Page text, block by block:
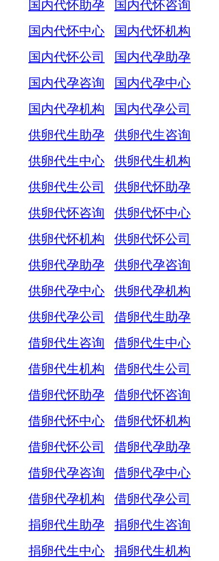
国内代怀助孕
国内代怀咨询
国内代怀中心
国内代怀机构
国内代怀公司
国内代孕助孕
国内代孕咨询
国内代孕中心
国内代孕机构
国内代孕公司
供卵代生助孕
供卵代生咨询
供卵代生中心
供卵代生机构
供卵代生公司
供卵代怀助孕
供卵代怀咨询
供卵代怀中心
供卵代怀机构
供卵代怀公司
供卵代孕助孕
供卵代孕咨询
供卵代孕中心
供卵代孕机构
供卵代孕公司
借卵代生助孕
借卵代生咨询
借卵代生中心
借卵代生机构
借卵代生公司
借卵代怀助孕
借卵代怀咨询
借卵代怀中心
借卵代怀机构
借卵代怀公司
借卵代孕助孕
借卵代孕咨询
借卵代孕中心
借卵代孕机构
借卵代孕公司
捐卵代生助孕
捐卵代生咨询
捐卵代生中心
捐卵代生机构